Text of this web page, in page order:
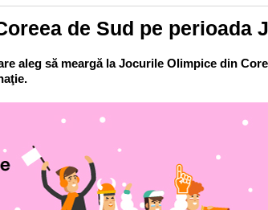
de Sud pe perioada
aleg să meargă la Jocurile Olimpice din